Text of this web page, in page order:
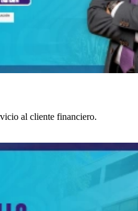
al cliente financiero.